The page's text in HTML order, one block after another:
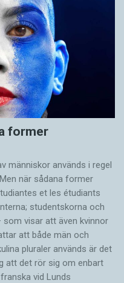
former
människor används i regel
när sådana ­former
et les étudiants
studentskorna och
som visar att även kvinnor
att både män och
pluraler används är det
att det rör sig om enbart
vid Lunds